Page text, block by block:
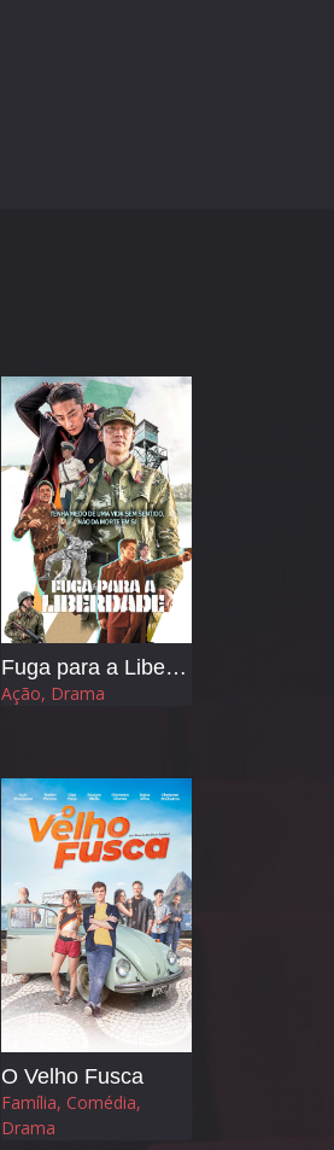
Fuga para a Liberdade
Ação, Drama
O Velho Fusca
Família, Comédia,
Drama